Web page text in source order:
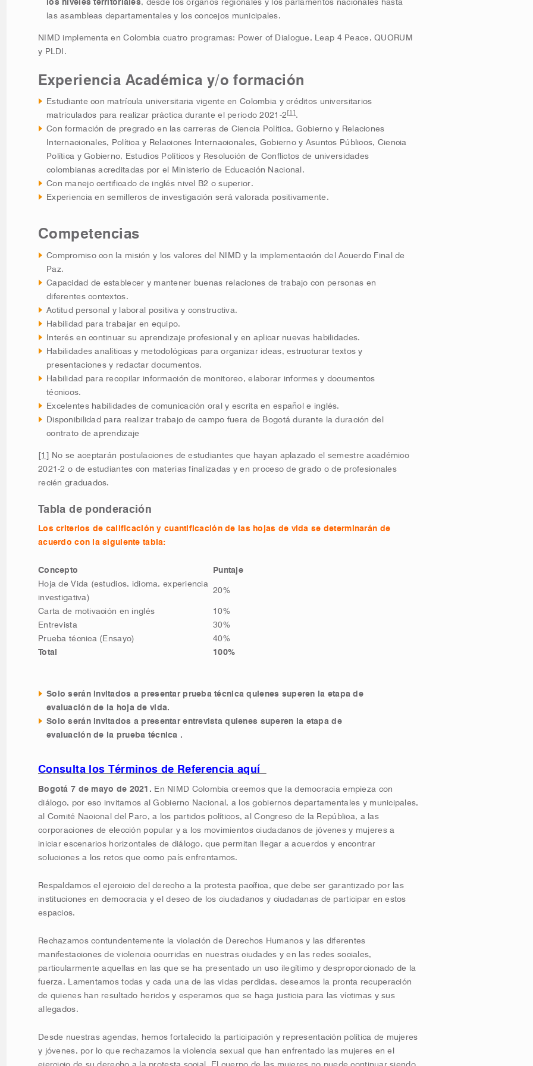
los niveles territoriales, desde los órganos regionales y los parlamentos nacionales hasta
las asambleas departamentales y los concejos municipales.
NIMD implementa en Colombia cuatro programas: Power of Dialogue, Leap 4 Peace, QUORUM
y PLDI.
Experiencia Académica y/o formación
Estudiante con matrícula universitaria vigente en Colombia y créditos universitarios
matriculados para realizar práctica durante el periodo 2021-2 [1] .
Con formación de pregrado en las carreras de Ciencia Política, Gobierno y Relaciones
Internacionales, Política y Relaciones Internacionales, Gobierno y Asuntos Públicos, Ciencia
Política y Gobierno, Estudios Políticos y Resolución de Conflictos de universidades
colombianas acreditadas por el Ministerio de Educación Nacional.
Con manejo certificado de inglés nivel B2 o superior.
Experiencia en semilleros de investigación será valorada positivamente.
Competencias
Compromiso con la misión y los valores del NIMD y la implementación del Acuerdo Final de
Paz.
Capacidad de establecer y mantener buenas relaciones de trabajo con personas en
diferentes contextos.
Actitud personal y laboral positiva y constructiva.
Habilidad para trabajar en equipo.
Interés en continuar su aprendizaje profesional y en aplicar nuevas habilidades.
Habilidades analíticas y metodológicas para organizar ideas, estructurar textos y
presentaciones y redactar documentos.
Habilidad para recopilar información de monitoreo, elaborar informes y documentos
técnicos.
Excelentes habilidades de comunicación oral y escrita en español e inglés.
Disponibilidad para realizar trabajo de campo fuera de Bogotá durante la duración del
contrato de aprendizaje
[1]
No se aceptarán postulaciones de estudiantes que hayan aplazado el semestre académico
2021-2 o de estudiantes con materias finalizadas y en proceso de grado o de profesionales
recién graduados.
Tabla de ponderación
Los criterios de calificación y cuantificación de las hojas de vida se determinarán de
acuerdo con la siguiente tabla:
Concepto
Puntaje
Hoja de Vida (estudios, idioma, experiencia
investigativa)
20%
Carta de motivación en inglés
10%
Entrevista
30%
Prueba técnica (Ensayo)
40%
Total
100%
Solo serán invitados a presentar prueba técnica quienes superen la etapa de
evaluación de la hoja de vida.
Solo serán invitados a presentar entrevista quienes superen la etapa de
evaluación de la prueba técnica .
Consulta los Términos de Referencia aquí
Bogotá 7 de mayo de 2021. En NIMD Colombia creemos que la democracia empieza con
diálogo, por eso invitamos al Gobierno Nacional, a los gobiernos departamentales y municipales,
al Comité Nacional del Paro, a los partidos políticos, al Congreso de la República, a las
corporaciones de elección popular y a los movimientos ciudadanos de jóvenes y mujeres a
iniciar escenarios horizontales de diálogo, que permitan llegar a acuerdos y encontrar
soluciones a los retos que como país enfrentamos.
Respaldamos el ejercicio del derecho a la protesta pacífica, que debe ser garantizado por las
instituciones en democracia y el deseo de los ciudadanos y ciudadanas de participar en estos
espacios.
Rechazamos contundentemente la violación de Derechos Humanos y las diferentes
manifestaciones de violencia ocurridas en nuestras ciudades y en las redes sociales,
particularmente aquellas en las que se ha presentado un uso ilegítimo y desproporcionado de la
fuerza. Lamentamos todas y cada una de las vidas perdidas, deseamos la pronta recuperación
de quienes han resultado heridos y esperamos que se haga justicia para las víctimas y sus
allegados.
Desde nuestras agendas, hemos fortalecido la participación y representación política de mujeres
y jóvenes, por lo que rechazamosla violencia sexual que han enfrentado las mujeres en el